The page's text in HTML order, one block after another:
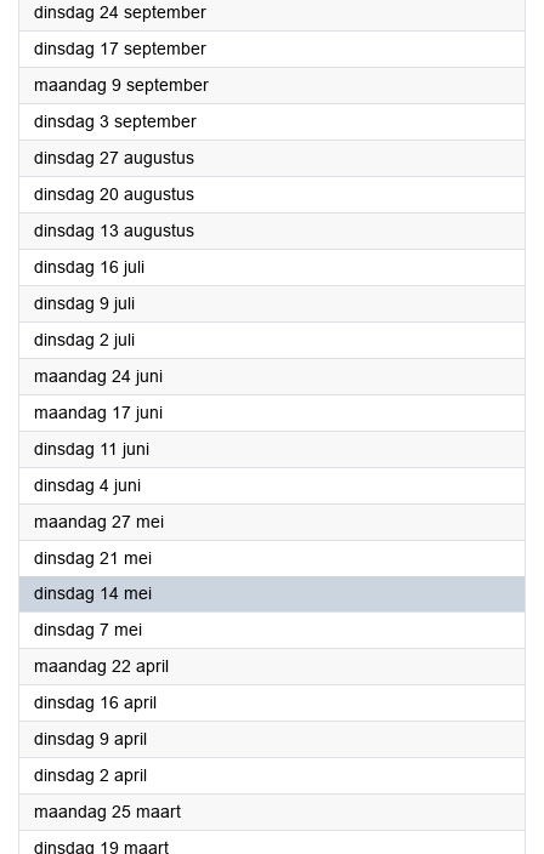
dinsdag 24 september2024
dinsdag 17 september2024
maandag 9 september2024
dinsdag 3 september2024
dinsdag 27 augustus2024
dinsdag 20 augustus2024
dinsdag 13 augustus2024
dinsdag 16 juli2024
dinsdag 9 juli2024
dinsdag 2 juli2024
maandag 24 juni2024
maandag 17 juni2024
dinsdag 11 juni2024
dinsdag 4 juni2024
maandag 27 mei2024
dinsdag 21 mei2024
dinsdag 14 mei2024
dinsdag 7 mei2024
maandag 22 april2024
dinsdag 16 april2024
dinsdag 9 april2024
dinsdag 2 april2024
maandag 25 maart2024
dinsdag 19 maart2024